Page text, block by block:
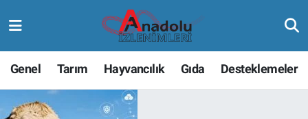
Genel Tarım Hayvancılık Gıda Desteklemeler